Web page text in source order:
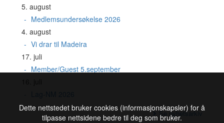
5. august
Medlemsundersøkelse 2026
4. august
Vi drar til Madeira
17. juli
Member/Guest 5.september
Se nyhetsarkiv
Dette nettstedet bruker cookies (informasjonskapsler) for å
tilpasse nettsidene bedre til deg som bruker.